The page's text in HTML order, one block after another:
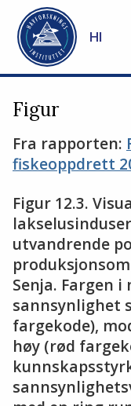
Gå til hovedinnhold
HI
Figur
Fra rapporten:
fiskeoppdrett
Figur 12.3.
utvandrende
Senja. Fargen
sannsynlighet
fargekode),
høy (rød